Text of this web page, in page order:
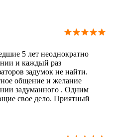
5 лет неоднократно
и каждый раз
задумок не найти.
общение и желание
задуманного . Одним
свое дело. Приятный